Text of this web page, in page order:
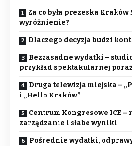
Za co była prezeska Kraków
wyróżnienie?
Dlaczego decyzja budzi
Bezzasadne wydatki –
przykład spektakularnej
Druga telewizja miejska –
i „Hello Kraków”
Centrum Kongresowe ICE –
zarządzanie i słabe wyniki
Pośrednie wydatki,